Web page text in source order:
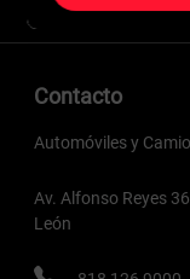
Contacto
Automóviles y
Av. Alfonso Reyes
León